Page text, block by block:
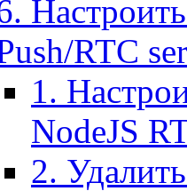
RTC
1.
NodeJS
2.